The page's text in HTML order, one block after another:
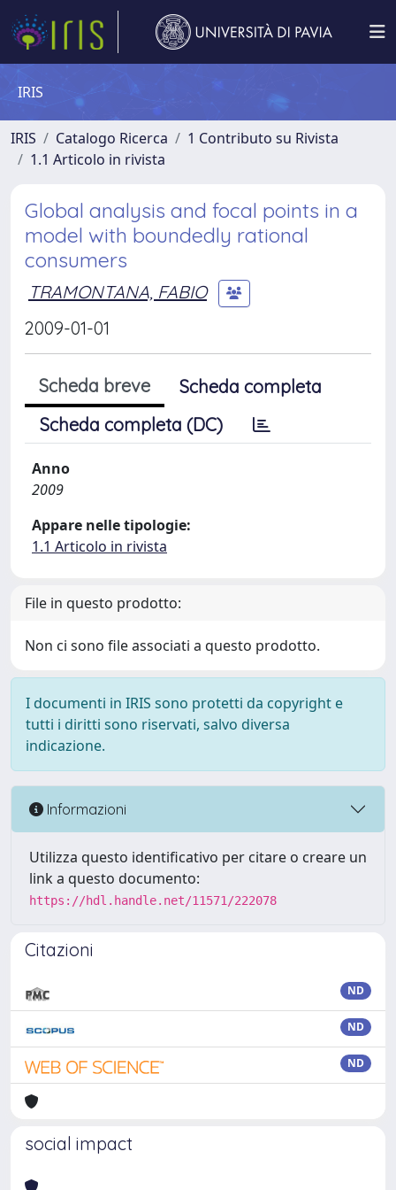
IRIS
IRIS Catalogo Ricerca
1 Contributo su Rivista
1.1 Articolo in rivista
Global analysis and focal points in a
model with boundedly rational
consumers
TRAMONTANA, FABIO
2009-01-01
Scheda breve
Scheda completa
Scheda completa (DC)
Anno
2009
Appare nelle tipologie:
1.1 Articolo in rivista
File in questo prodotto:
Non ci sono file associati a questo prodotto.
I documenti in IRIS sono protetti da copyright e
tutti i diritti sono riservati, salvo diversa
indicazione.
Informazioni
Utilizza questo identificativo per citare o creare un
link a questo documento:
https://hdl.handle.net/11571/222078
Citazioni
ND
ND
ND
social impact